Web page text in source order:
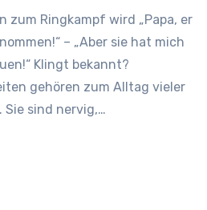
– „Aber sie hat mich
Klingt bekannt?
gehören zum Alltag vieler
Sie sind nervig,…